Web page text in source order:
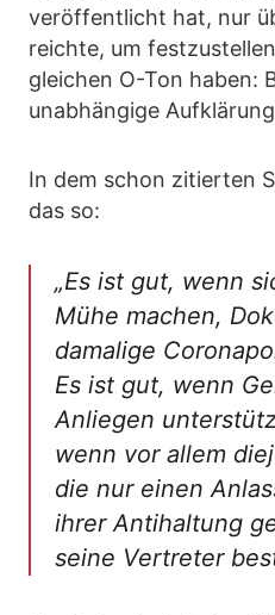
veröffentlicht hat, nur
reichte, um
gleichen O-Ton haben:
unabhängige
In dem schon zitierten
das so:
„Es ist gut, wenn
Mühe machen,
damalige
Es ist gut, wenn
Anliegen
wenn vor allem
die nur einen
ihrer Antihaltung
seine Vertreter